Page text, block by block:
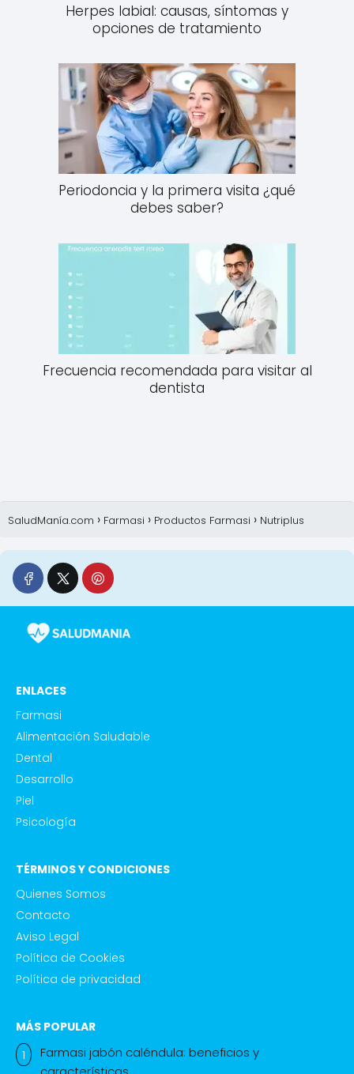
Herpes labial: causas, síntomas y
opciones de tratamiento
Periodoncia y la primera visita ¿qué
debes saber?
Frecuencia recomendada para visitar al
dentista
SaludManía.com Farmasi Productos Farmasi Nutriplus
ENLACES
Farmasi
Alimentación Saludable
Dental
Desarrollo
Piel
Psicología
TÉRMINOS Y CONDICIONES
Quienes Somos
Contacto
Aviso Legal
Política de Cookies
Política de privacidad
MÁS POPULAR
Farmasi jabón caléndula: beneficios y